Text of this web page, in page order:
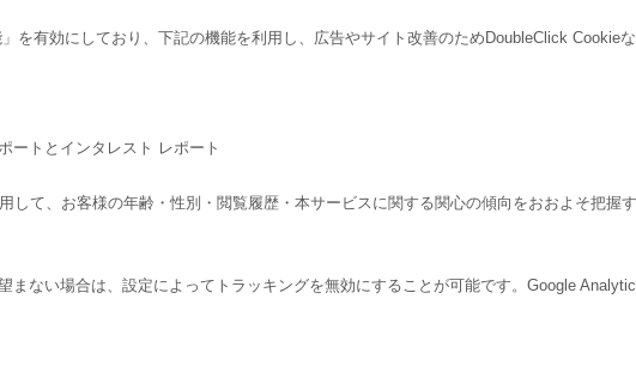
を有効にしており、下記の機能を利用し、広告やサイト改善のためDoubleClick Cookie
ートとインタレスト レポート
して、お客様の年齢・性別・閲覧履歴・本サービスに関する関心の傾向をおおよそ把握
まない場合は、設定によってトラッキングを無効にすることが可能です。Google